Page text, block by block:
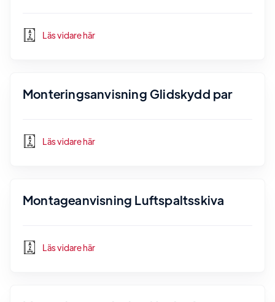
Läs vidare här
Monteringsanvisning Glidskydd par
Läs vidare här
Montageanvisning Luftspaltsskiva
Läs vidare här